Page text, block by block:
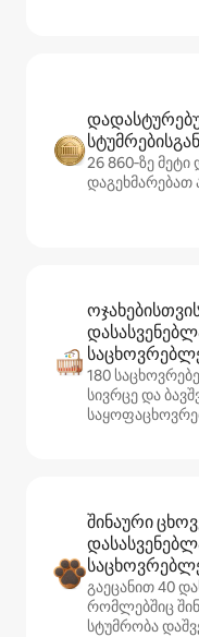
სტუმრებისგან
26 860‑ზე
დაგეხმარებათ
180
სივრცე და
შინაური
გაეცანით 40
რომლებშიც
სტუმრობა